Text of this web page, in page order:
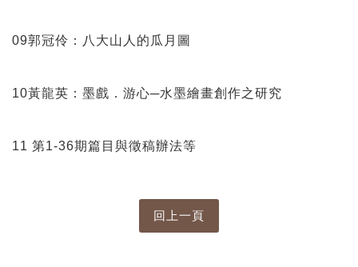
09郭冠伶：八大山人的瓜月圖
10黃龍英：墨戲．游心─水墨繪畫創作之研究
11 第1-36期篇目與徵稿辦法等